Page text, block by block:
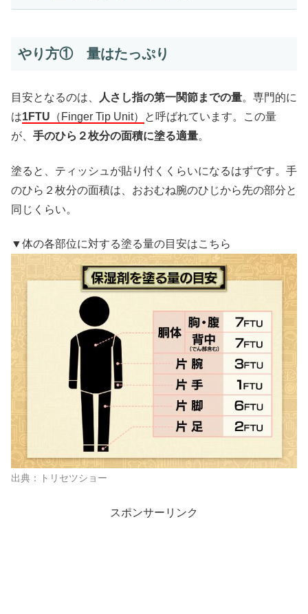
やり方① 量はたっぷり
目安となるのは、 人さし指の第一関節までの量。専門的に
は1FTU （Finger Tip Unit）
と呼ばれています。この量
が、 手のひら２枚分の面積に塗る適量。
塗ると、ティッシュが貼り付くくらいになるはずです。手
のひら２枚分の面積は、おおむね腕のひじから先の部分と
同じくらい。
▼体の各部位に対する塗る量の目安はこちら
出典：トリセツショー
スポンサーリンク